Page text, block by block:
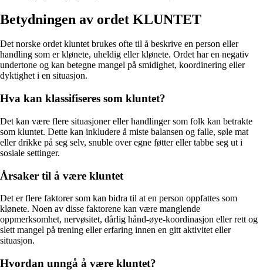
Betydningen av ordet KLUNTET
Det norske ordet kluntet brukes ofte til å beskrive en person eller
handling som er klønete, uheldig eller klønete. Ordet har en negativ
undertone og kan betegne mangel på smidighet, koordinering eller
dyktighet i en situasjon.
Hva kan klassifiseres som kluntet?
Det kan være flere situasjoner eller handlinger som folk kan betrakte
som kluntet. Dette kan inkludere å miste balansen og falle, søle mat
eller drikke på seg selv, snuble over egne føtter eller tabbe seg ut i
sosiale settinger.
Årsaker til å være kluntet
Det er flere faktorer som kan bidra til at en person oppfattes som
klønete. Noen av disse faktorene kan være manglende
oppmerksomhet, nervøsitet, dårlig hånd-øye-koordinasjon eller rett og
slett mangel på trening eller erfaring innen en gitt aktivitet eller
situasjon.
Hvordan unngå å være kluntet?